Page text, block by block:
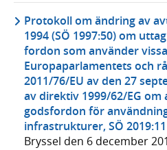
Protokoll om ändring av
1994 (SÖ 1997:50) om
fordon som använder
Europaparlamentets och
2011/76/EU av den 27
av direktiv 1999/62/EG om
godsfordon för
infrastrukturer, SÖ 2019:11
Bryssel den 6 december